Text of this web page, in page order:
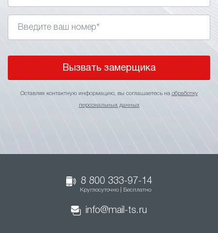
Вызвать замерщика
Оставляя контактную информацию, вы соглашаетесь на обработку
персональных данных
8 800 333-97-14
Круглосуточно | Бесплатно
info@mail-ts.ru